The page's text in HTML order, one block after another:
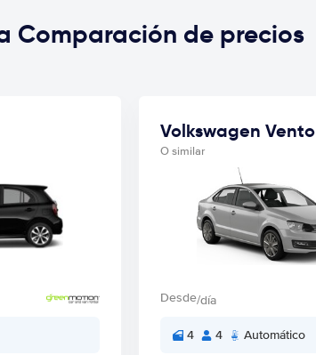
Comparación de precios
Volkswagen Vento
O similar
Desde/día
4 4 Automático